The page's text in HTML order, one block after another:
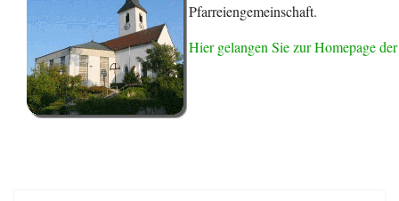
Pfarreiengemeinschaft.
Hier gelangen Sie zur Homepage